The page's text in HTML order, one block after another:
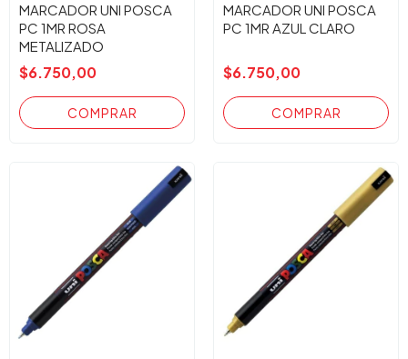
MARCADOR UNI POSCA
PC 1MR ROSA
METALIZADO
$6.750,00
MARCADOR UNI POSCA
PC 1MR AZUL CLARO
$6.750,00